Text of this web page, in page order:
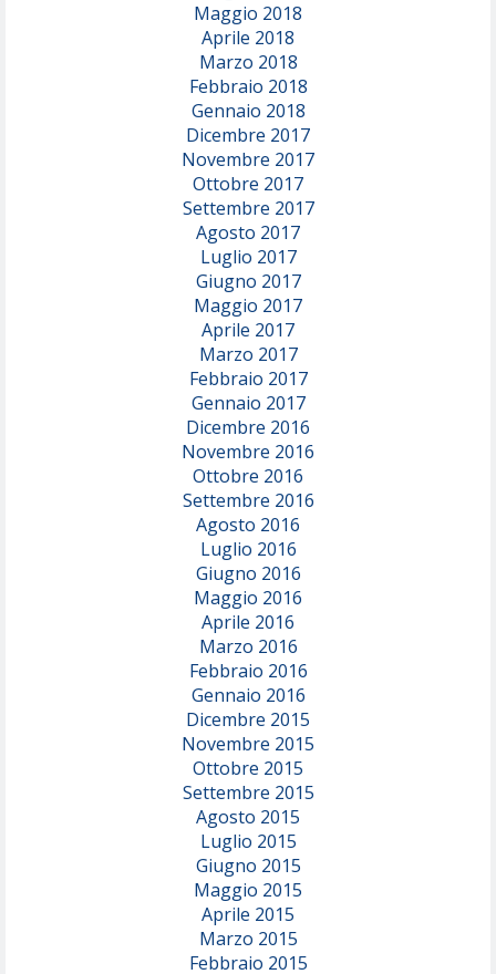
Maggio 2018
Aprile 2018
Marzo 2018
Febbraio 2018
Gennaio 2018
Dicembre 2017
Novembre 2017
Ottobre 2017
Settembre 2017
Agosto 2017
Luglio 2017
Giugno 2017
Maggio 2017
Aprile 2017
Marzo 2017
Febbraio 2017
Gennaio 2017
Dicembre 2016
Novembre 2016
Ottobre 2016
Settembre 2016
Agosto 2016
Luglio 2016
Giugno 2016
Maggio 2016
Aprile 2016
Marzo 2016
Febbraio 2016
Gennaio 2016
Dicembre 2015
Novembre 2015
Ottobre 2015
Settembre 2015
Agosto 2015
Luglio 2015
Giugno 2015
Maggio 2015
Aprile 2015
Marzo 2015
Febbraio 2015